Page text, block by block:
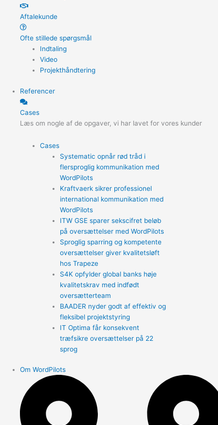
Aftalekunde
Ofte stillede spørgsmål
Indtaling
Video
Projekthåndtering
Referencer
Cases
Læs om nogle af de opgaver, vi har lavet for vores kunder
Cases
Systematic opnår rød tråd i
flersproglig kommunikation med
WordPilots
Kraftvaerk sikrer professionel
international kommunikation med
WordPilots
ITW GSE sparer sekscifret beløb
på oversættelser med WordPilots
Sproglig sparring og kompetente
oversættelser giver kvalitetsløft
hos Trapeze
S4K opfylder global banks høje
kvalitetskrav med indfødt
oversætterteam
BAADER nyder godt af effektiv og
fleksibel projektstyring
IT Optima får konsekvent
træfsikre oversættelser på 22
sprog
Om WordPilots